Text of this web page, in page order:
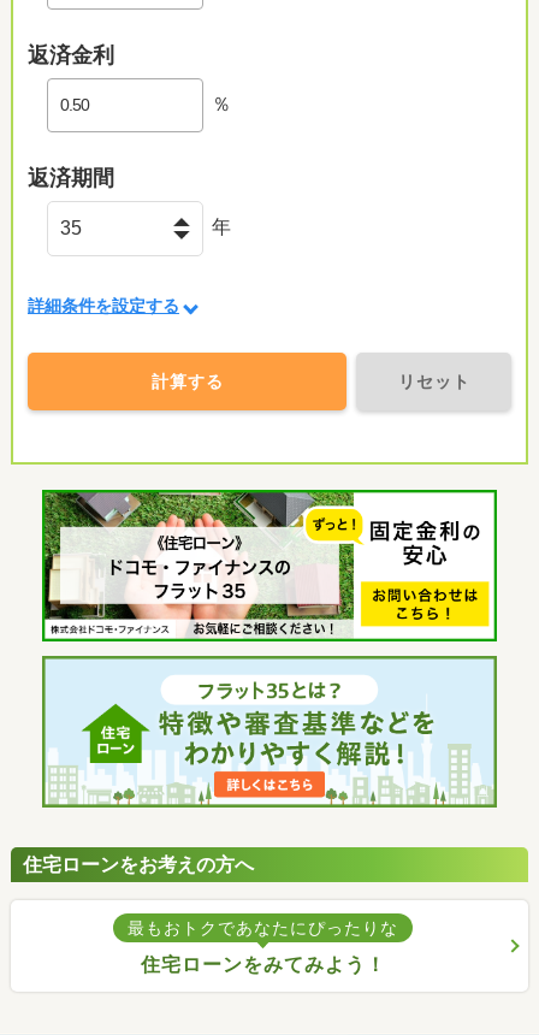
返済金利
％
返済期間
年
詳細条件を設定する
計算する リセット
住宅ローンをお考えの方へ
最もおトクであなたにぴったりな
住宅ローンをみてみよう！